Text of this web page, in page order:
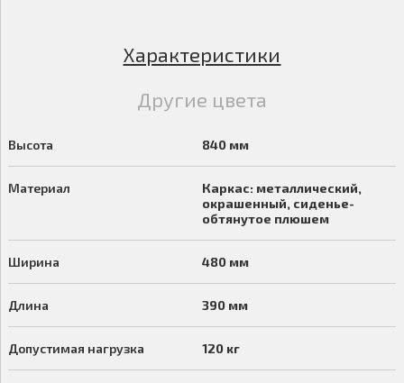
Характеристики
Другие цвета
Высота 840 мм
Материал
Каркас: металлический,
окрашенный, сиденье-
обтянутое плюшем
Ширина 480 мм
Длина 390 мм
Допустимая нагрузка 120 кг